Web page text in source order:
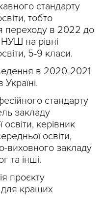
стандарту
тобто
переходу в 2022 до
НУШ на рівні
5-9 класи.
в 2020-2021
стандарту
закладу
освіти, керівник
освіти,
виховного закладу
та інші.
проєкту
кращих